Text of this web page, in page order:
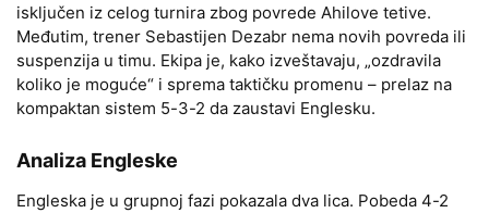
isključen iz celog turnira zbog povrede Ahilove tetive.
Međutim, trener Sebastijen Dezabr nema novih povreda ili
suspenzija u timu. Ekipa je, kako izveštavaju, „ozdravila
koliko je moguće“ i sprema taktičku promenu – prelaz na
kompaktan sistem 5-3-2 da zaustavi Englesku.
Analiza Engleske
Engleska je u grupnoj fazi pokazala dva lica. Pobeda 4-2